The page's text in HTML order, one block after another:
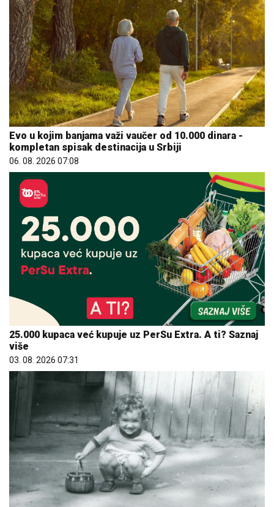
Evo u kojim banjama važi vaučer od 10.000 dinara -
kompletan spisak destinacija u Srbiji
06. 08. 2026 07:08
25.000 kupaca već kupuje uz PerSu Extra. A ti? Saznaj
više
03. 08. 2026 07:31